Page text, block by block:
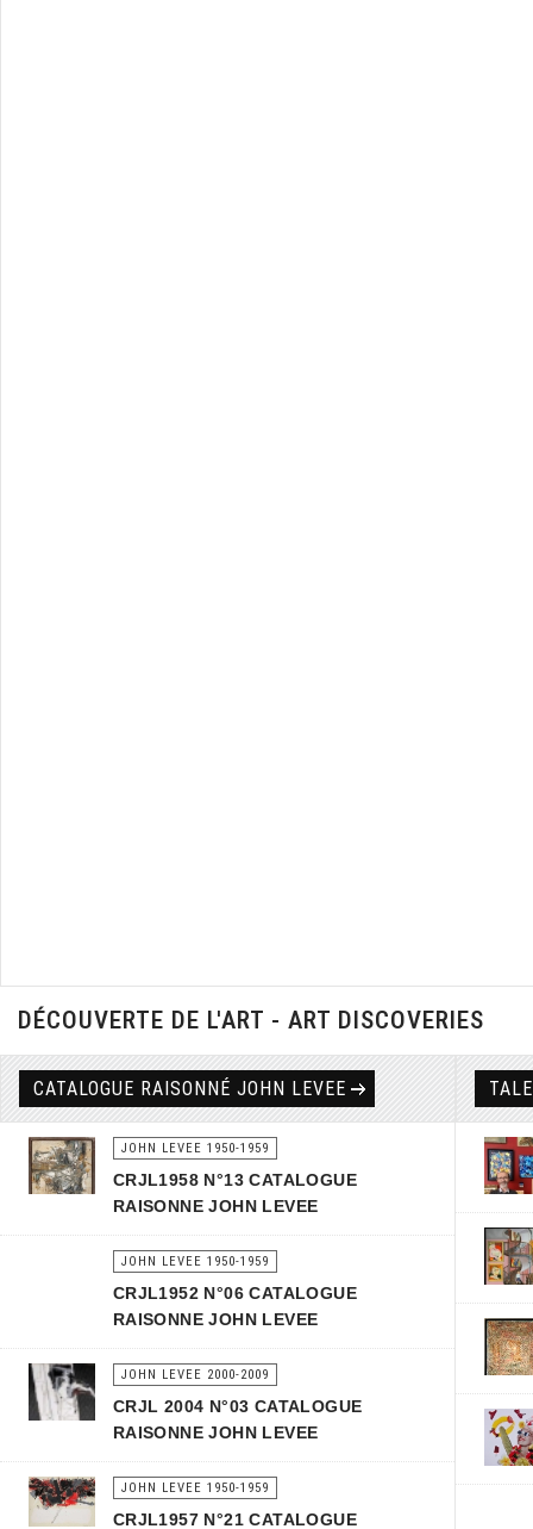
DÉCOUVERTE DE L'ART - ART DISCOVERIES
CATALOGUE RAISONNÉ JOHN LEVEE
JOHN LEVEE 1950-1959
CRJL1958 N°13 CATALOGUE
RAISONNE JOHN LEVEE
JOHN LEVEE 1950-1959
CRJL1952 N°06 CATALOGUE
RAISONNE JOHN LEVEE
JOHN LEVEE 2000-2009
CRJL 2004 N°03 CATALOGUE
RAISONNE JOHN LEVEE
JOHN LEVEE 1950-1959
CRJL1957 N°21 CATALOGUE